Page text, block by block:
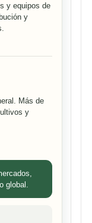
y equipos de
y
Más de
y
global.